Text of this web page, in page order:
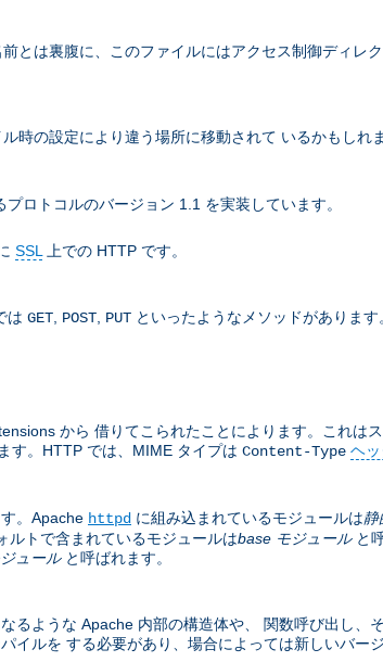
前とは裏腹に、このファイルにはアクセス制御ディレ
時の設定により違う場所に移動されて いるかもしれま
プロトコルのバージョン 1.1 を実装しています。
SSL
上での HTTP です。
は GET POST PUT といったようなメソッドがあります
から 借りてこられたことによります。これはス
す。HTTP では、MIME タイプは Content-Type ヘ
。Apache httpd に組み込まれているモジュールは静
ルトで含まれているモジュールはbase モジュールと
ュールと呼ばれます。
るような Apache 内部の構造体や、 関数呼び出し、
イルを する必要があり、場合によっては新しいバー